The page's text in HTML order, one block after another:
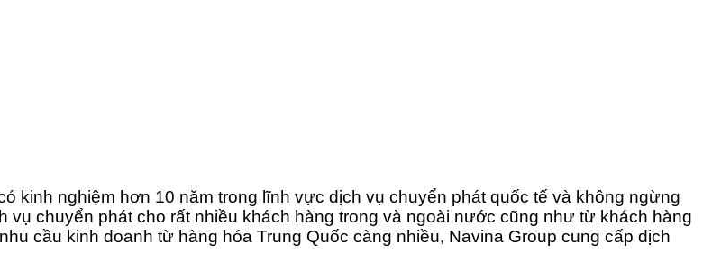
kinh nghiệm hơn 10 năm trong lĩnh vực dịch vụ chuyển phát quốc tế và không ngừng
vụ chuyển phát cho rất nhiều khách hàng trong và ngoài nước cũng như từ khách hàng
cầu kinh doanh từ hàng hóa Trung Quốc càng nhiều, Navina Group cung cấp dịch